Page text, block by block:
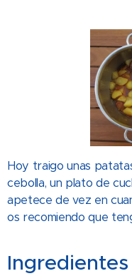
Hoy traigo unas
cebolla, un plato de
apetece de vez en
os recomiendo que